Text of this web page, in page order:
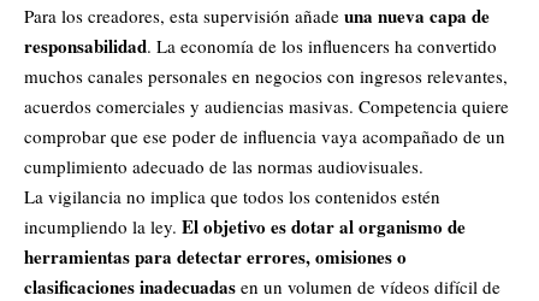
Para los creadores, esta supervisión añade una nueva capa de
responsabilidad. La economía de los influencers ha convertido
muchos canales personales en negocios con ingresos relevantes,
acuerdos comerciales y audiencias masivas. Competencia quiere
comprobar que ese poder de influencia vaya acompañado de un
cumplimiento adecuado de las normas audiovisuales.
La vigilancia no implica que todos los contenidos estén
incumpliendo la ley. El objetivo es dotar al organismo de
herramientas para detectar errores, omisiones o
clasificaciones inadecuadas en un volumen de vídeos difícil de